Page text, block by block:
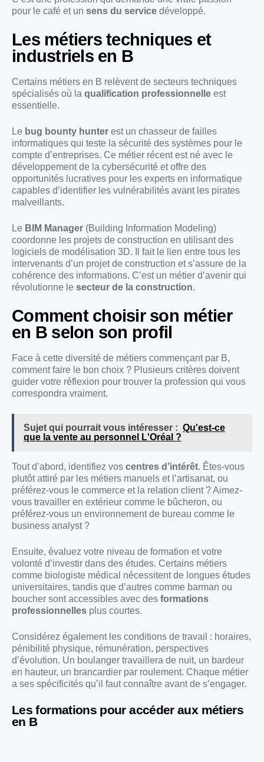
pour le café et un sens du service développé.
Les métiers techniques et
industriels en B
Certains métiers en B relèvent de secteurs techniques
spécialisés où la qualification professionnelle est
essentielle.
Le bug bounty hunter est un chasseur de failles
informatiques qui teste la sécurité des systèmes pour le
compte d’entreprises. Ce métier récent est né avec le
développement de la cybersécurité et offre des
opportunités lucratives pour les experts en informatique
capables d’identifier les vulnérabilités avant les pirates
malveillants.
Le BIM Manager (Building Information Modeling)
coordonne les projets de construction en utilisant des
logiciels de modélisation 3D. Il fait le lien entre tous les
intervenants d’un projet de construction et s’assure de la
cohérence des informations. C’est un métier d’avenir qui
révolutionne le secteur de la construction.
Comment choisir son métier
en B selon son profil
Face à cette diversité de métiers commençant par B,
comment faire le bon choix ? Plusieurs critères doivent
guider votre réflexion pour trouver la profession qui vous
correspondra vraiment.
Sujet qui pourrait vous intéresser : Qu'est-ce
que la vente au personnel L'Oréal ?
Tout d’abord, identifiez vos centres d’intérêt. Êtes-vous
plutôt attiré par les métiers manuels et l’artisanat, ou
préférez-vous le commerce et la relation client ? Aimez-
vous travailler en extérieur comme le bûcheron, ou
préférez-vous un environnement de bureau comme le
business analyst ?
Ensuite, évaluez votre niveau de formation et votre
volonté d’investir dans des études. Certains métiers
comme biologiste médical nécessitent de longues études
universitaires, tandis que d’autres comme barman ou
boucher sont accessibles avec des formations
professionnelles plus courtes.
Considérez également les conditions de travail : horaires,
pénibilité physique, rémunération, perspectives
d’évolution. Un boulanger travaillera de nuit, un bardeur
en hauteur, un brancardier par roulement. Chaque métier
a ses spécificités qu’il faut connaître avant de s’engager.
Les formations pour accéder aux métiers
en B